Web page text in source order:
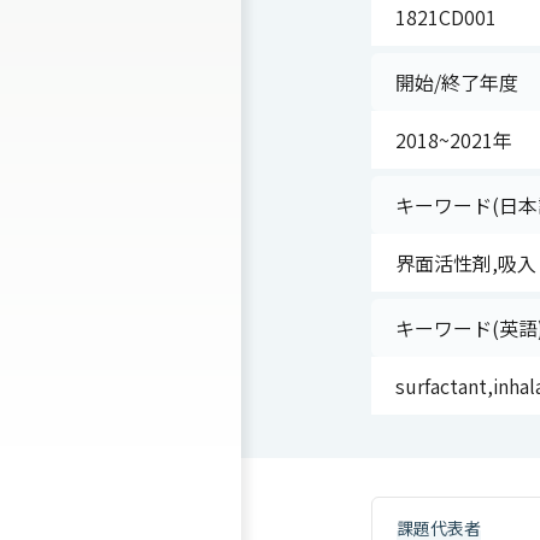
1821CD001
開始/終了年度
2018~2021年
キーワード(日
界面活性剤,吸入
キーワード(英
課題代表者